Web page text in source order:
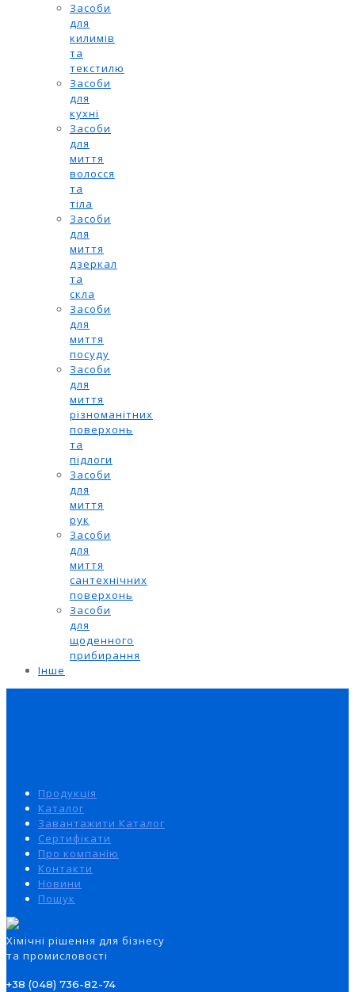
Засоби
для
килимів
та
текстилю
Засоби
для
кухні
Засоби
для
миття
волосся
та
тіла
Засоби
для
миття
дзеркал
та
скла
Засоби
для
миття
посуду
Засоби
для
миття
різноманітних
поверхонь
та
підлоги
Засоби
для
миття
рук
Засоби
для
миття
сантехнічних
поверхонь
Засоби
для
щоденного
прибирання
Інше
Продукція
Каталог
Завантажити Каталог
Сертифікати
Про компанію
Контакти
Новини
Пошук
Xімічні рішення для бізнесу
та промисловості
+38 (048) 736-82-74